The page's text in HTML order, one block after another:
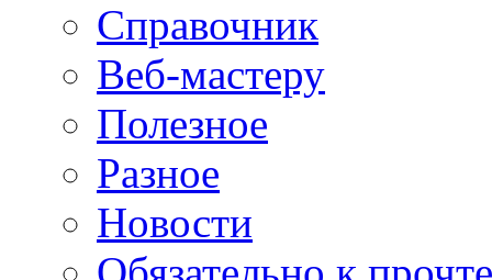
Справочник
Веб-мастеру
Полезное
Разное
Новости